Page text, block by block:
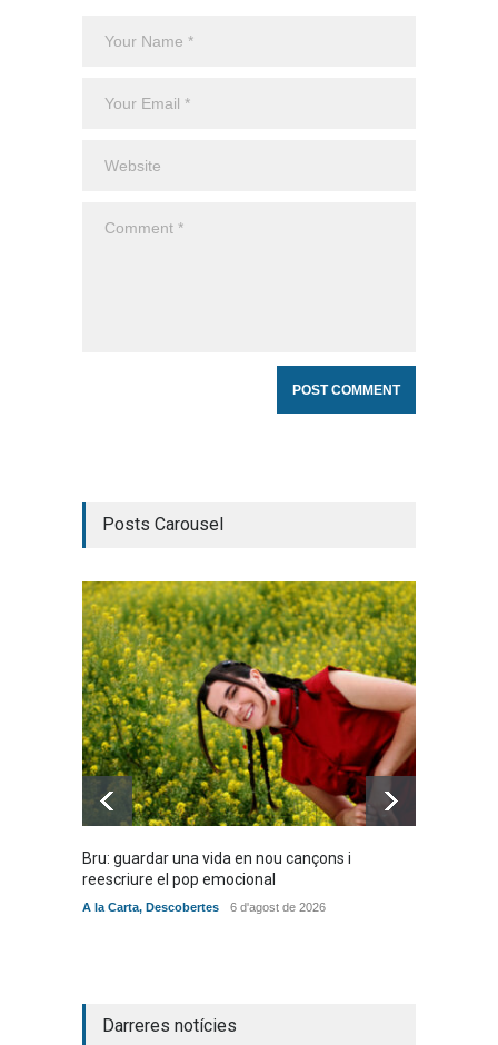
Posts Carousel
Bru: guardar una vida en nou cançons i
reescriure el pop emocional
A la Carta, Descobertes 6 d'agost de 2026
Darreres notícies